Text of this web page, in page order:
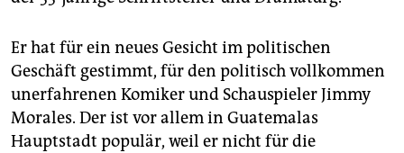
Er hat für ein neues Gesicht im politischen
Geschäft gestimmt, für den politisch vollkommen
unerfahrenen Komiker und Schauspieler Jimmy
Morales. Der ist vor allem in Guatemalas
Hauptstadt populär, weil er nicht für die